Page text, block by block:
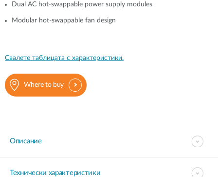
Dual AC hot-swappable power supply modules
Modular hot-swappable fan design
Свалете таблицата с характеристики.
Where to buy
Описание
Технически характеристики